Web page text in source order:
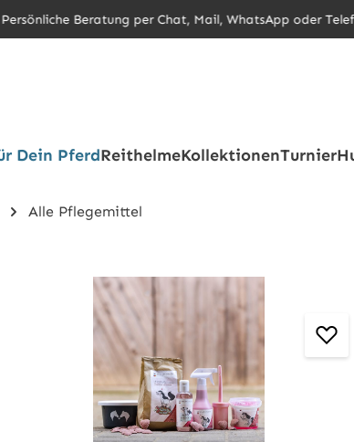
Persönliche Beratung per Chat, Mail, WhatsApp oder
Dein PferdReithelmeKollektionenTurnier
Alle Pflegemittel